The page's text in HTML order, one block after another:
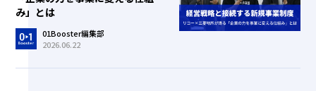
み」とは
01Booster編集部
2026.06.22